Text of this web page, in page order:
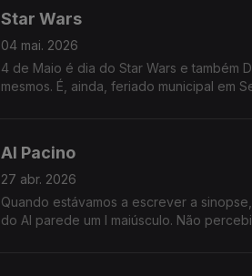
Star Wars
04 mai. 2026
4 de Maio é dia do Star Wars e também
mesmos. É, ainda, feriado municipal em
Al Pacino
27 abr. 2026
Quando estávamos a escrever a
do Al parede um I maiúsculo. Não